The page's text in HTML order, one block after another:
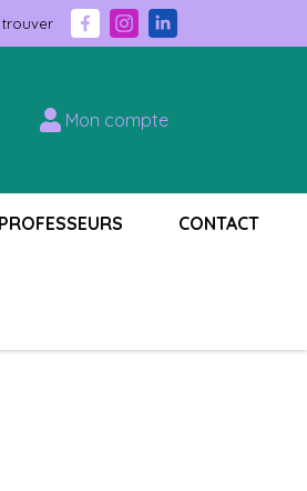
trouver
Mon compte
PROFESSEURS CONTACT